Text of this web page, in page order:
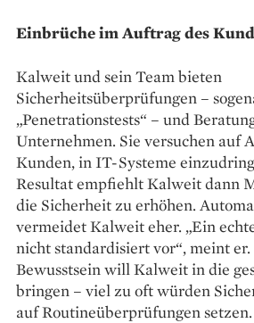
Einbrüche im Auftrag des
Kalweit und sein Team bieten
Sicherheitsüberprüfungen –
„Penetrationstests“ – und
Unternehmen. Sie versuchen auf
Kunden, in IT-Systeme
Resultat empfiehlt Kalweit dann
die Sicherheit zu erhöhen.
vermeidet Kalweit eher. „Ein
nicht standardisiert vor“, meint er.
Bewusstsein will Kalweit in die
bringen – viel zu oft würden
auf Routineüberprüfungen setzen.